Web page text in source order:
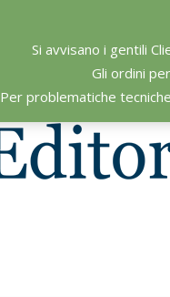
Si avvisano i gentili
Gli ordini
Per problematiche